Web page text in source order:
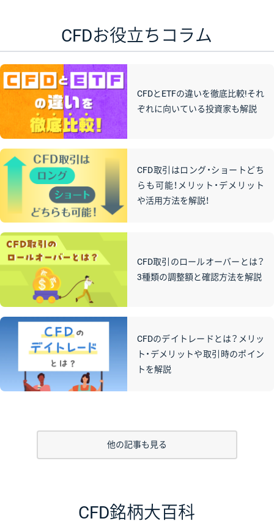
CFDお役立ちコラム
CFDとETFの違いを徹底比較!それ
ぞれに向いている投資家も解説
CFD取引はロング・ショートどち
らも可能！メリット・デメリット
や活用方法を解説！
CFD取引のロールオーバーとは？
3種類の調整額と確認方法を解説
CFDのデイトレードとは？メリッ
ト・デメリットや取引時のポイン
トを解説
他の記事も見る
CFD銘柄大百科